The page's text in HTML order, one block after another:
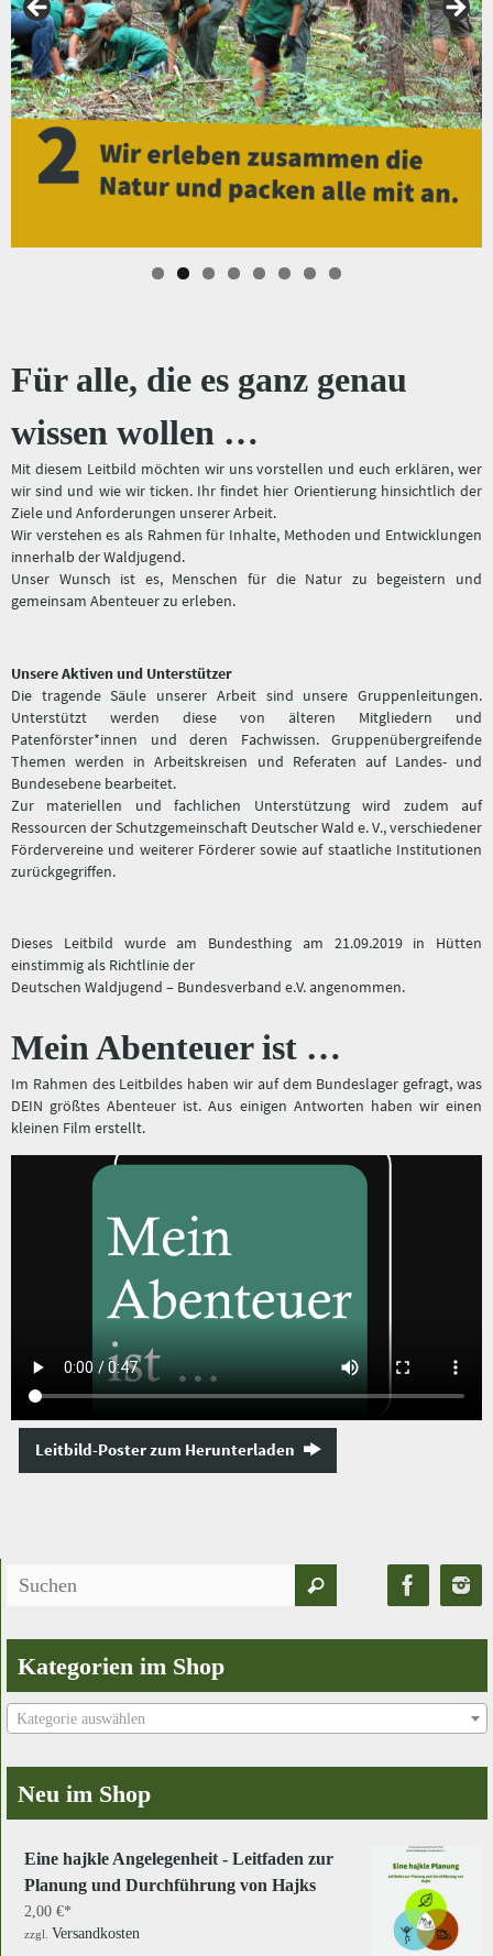
Für alle, die es ganz genau
wissen wollen …
Mit diesem Leitbild möchten wir uns vorstellen und euch erklären, wer
wir sind und wie wir ticken. Ihr findet hier Orientierung hinsichtlich der
Ziele und Anforderungen unserer Arbeit.
Wir verstehen es als Rahmen für Inhalte, Methoden und Entwicklungen
innerhalb der Waldjugend.
Unser Wunsch ist es, Menschen für die Natur zu begeistern und
gemeinsam Abenteuer zu erleben.
Unsere Aktiven und Unterstützer
Die tragende Säule unserer Arbeit sind unsere Gruppenleitungen.
Unterstützt werden diese von älteren Mitgliedern und
Patenförster*innen und deren Fachwissen. Gruppenübergreifende
Themen werden in Arbeitskreisen und Referaten auf Landes- und
Bundesebene bearbeitet.
Zur materiellen und fachlichen Unterstützung wird zudem auf
Ressourcen der Schutzgemeinschaft Deutscher Wald e. V., verschiedener
Fördervereine und weiterer Förderer sowie auf staatliche Institutionen
zurückgegriffen.
Dieses Leitbild wurde am Bundesthing am 21.09.2019 in Hütten
einstimmig als Richtlinie der
Deutschen Waldjugend – Bundesverband e.V. angenommen.
Mein Abenteuer ist …
Im Rahmen des Leitbildes haben wir auf dem Bundeslager gefragt, was
DEIN größtes Abenteuer ist. Aus einigen Antworten haben wir einen
kleinen Film erstellt.
Leitbild-Poster zum Herunterladen
Suchen
Kategorien im Shop
Kategorie auswählen
Neu im Shop
Eine hajkle Angelegenheit - Leitfaden zur
Planung und Durchführung von Hajks
2,00 €
zzgl. Versandkosten